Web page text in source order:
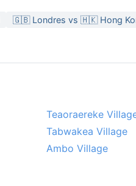
🇬🇧 Londres vs 🇭🇰 Hong
Teaoraereke
Tabwakea Village
Ambo Village